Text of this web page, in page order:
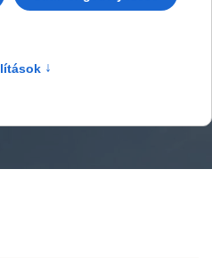
Mászóbázis